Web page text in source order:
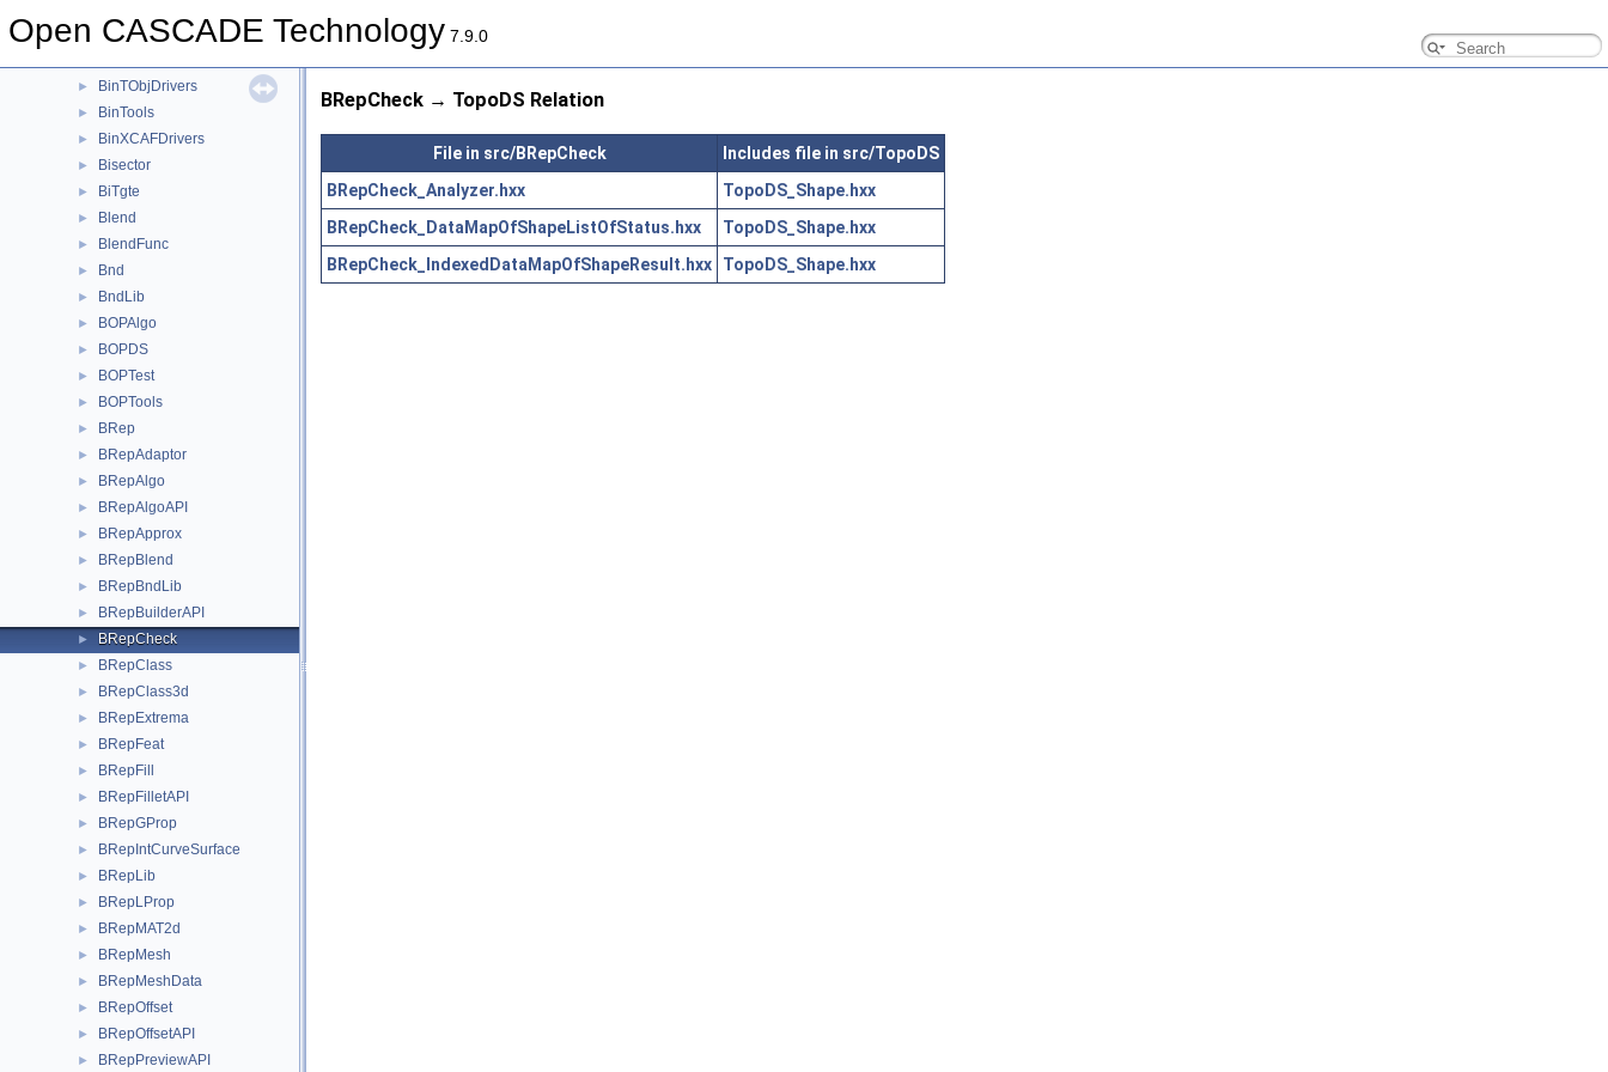
Open CASCADE Technology 7.9.0
► BinMXCAFDoc
► BinTObjDrivers
► BinTools
► BinXCAFDrivers
► Bisector
► BiTgte
► Blend
► BlendFunc
► Bnd
► BndLib
► BOPAlgo
► BOPDS
► BOPTest
► BOPTools
► BRep
► BRepAdaptor
► BRepAlgo
► BRepAlgoAPI
► BRepApprox
► BRepBlend
► BRepBndLib
► BRepBuilderAPI
► BRepCheck
► BRepClass
► BRepClass3d
► BRepExtrema
► BRepFeat
► BRepFill
► BRepFilletAPI
► BRepGProp
► BRepIntCurveSurface
► BRepLib
► BRepLProp
► BRepMAT2d
► BRepMesh
► BRepMeshData
► BRepOffset
► BRepOffsetAPI
► BRepPreviewAPI
BRepCheck → TopoDS Relation
File in src/BRepCheck
Includes file in src/TopoDS
BRepCheck_Analyzer.hxx
TopoDS_Shape.hxx
BRepCheck_DataMapOfShapeListOfStatus.hxx
TopoDS_Shape.hxx
BRepCheck_IndexedDataMapOfShapeResult.hxx
TopoDS_Shape.hxx